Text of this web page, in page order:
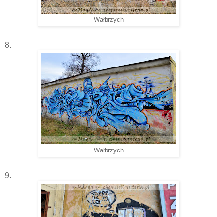
Wałbrzych
8.
Wałbrzych
9.